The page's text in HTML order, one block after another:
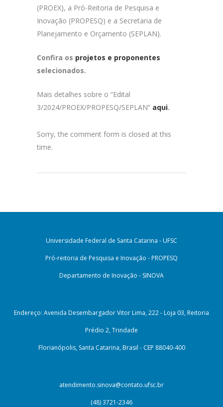
(PROEX), a Pró-Reitoria de Pesquisa e
Inovação (PROPESQ) e a Secretaria de
Planejamento e Orçamento (SEPLAN).
Confira os projetos e proponentes
selecionados.
Mais detalhes sobre o “Edital
3/2024/PROEX/PROPESQ/SEPLAN” aqui.
Sorry, the comment form is closed at this
time.
Universidade Federal de Santa Catarina - UFSC
Pró-reitoria de Pesquisa e Inovação - PROPESQ
Departamento de Inovação - SINOVA
Endereço: Avenida Desembargador Vitor Lima, 222 - Loja 03, Reitoria
Prédio 2, Trindade
Florianópolis, Santa Catarina, Brasil - CEP 88040-400
atendimento.sinova@contato.ufsc.br
(48) 3721-2346